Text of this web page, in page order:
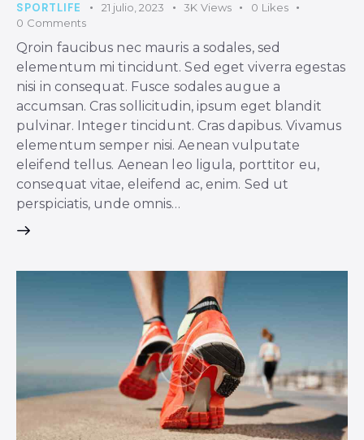
SPORTLIFE 21 julio, 2023 3K Views 0 Likes
0 Comments
Qroin faucibus nec mauris a sodales, sed
elementum mi tincidunt. Sed eget viverra egestas
nisi in consequat. Fusce sodales augue a
accumsan. Cras sollicitudin, ipsum eget blandit
pulvinar. Integer tincidunt. Cras dapibus. Vivamus
elementum semper nisi. Aenean vulputate
eleifend tellus. Aenean leo ligula, porttitor eu,
consequat vitae, eleifend ac, enim. Sed ut
perspiciatis, unde omnis…